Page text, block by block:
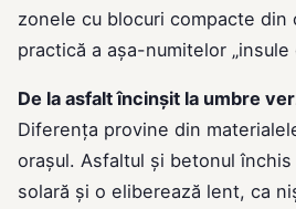
zonele cu blocuri compacte din
practică a aşa-numitelor „insule
De la asfalt încinşit la umbre
Diferenţa provine din
oraşul. Asfaltul şi betonul
solară şi o eliberează lent, ca